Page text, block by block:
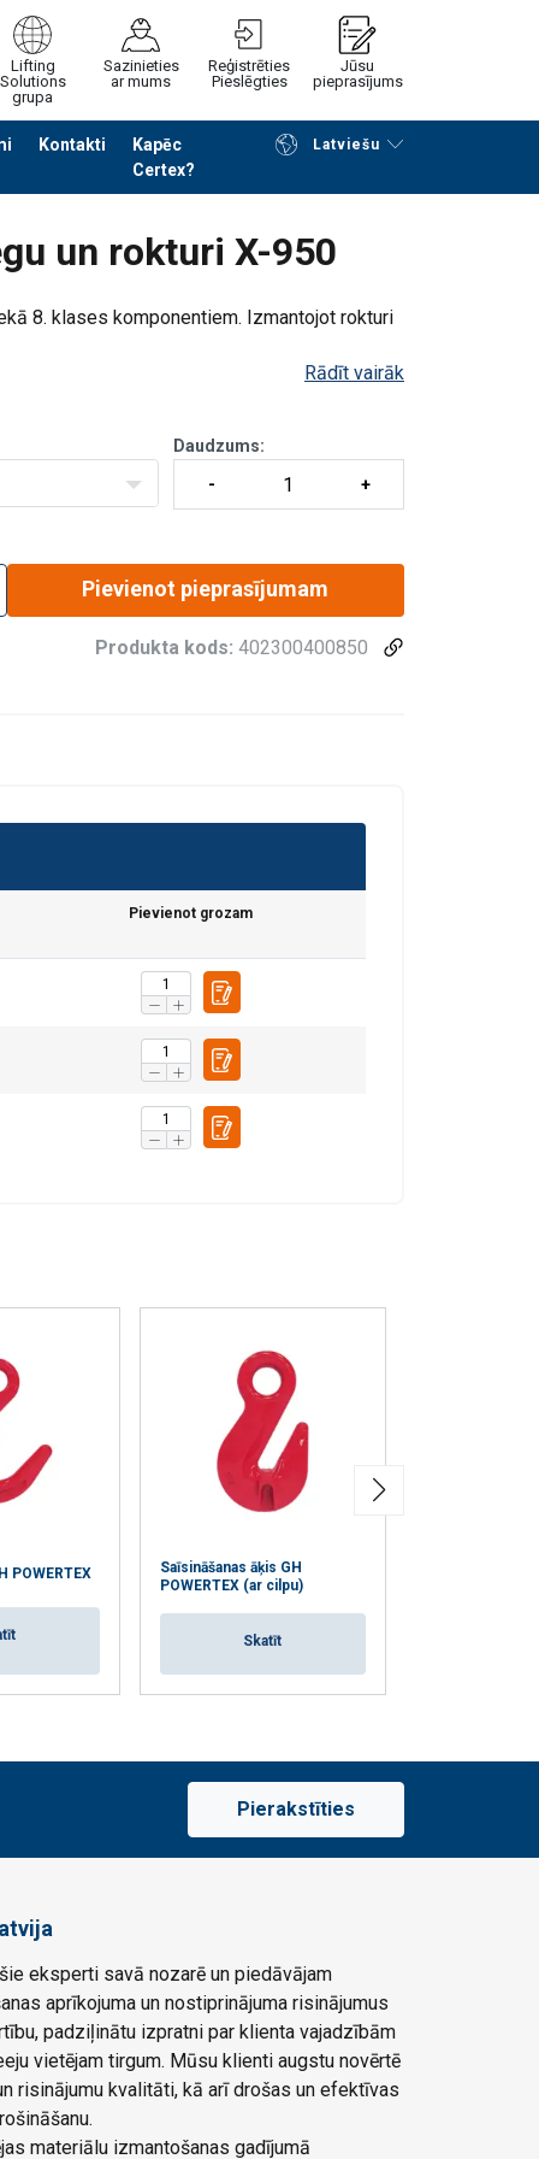
Lifting
Solutions
grupa
Sazinieties
ar mums
Reģistrēties
Pieslēgties
Jūsu
pieprasījums
Kontakti
Kapēc
Certex?
Latviešu
Noformēt piedāvājuma pieprasījumu
un rokturi X-950
8. klases komponentiem. Izmantojot rokturi
Rādīt vairāk
Daudzums:
Pievienot pieprasījumam
Produkta kods: 402300400850
Pievienot grozam
POWERTEX
Saīsināšanas āķis GH
POWERTEX (ar cilpu)
Skatīt
Pierakstīties
eksperti savā nozarē un piedāvājam
aprīkojuma un nostiprinājuma risinājumus
padziļinātu izpratni par klienta vajadzībām
vietējam tirgum. Mūsu klienti augstu novērtē
risinājumu kvalitāti, kā arī drošas un efektīvas
materiālu izmantošanas gadījumā
ENGLISH TRANSLATION
Mēs arī
partneriem,